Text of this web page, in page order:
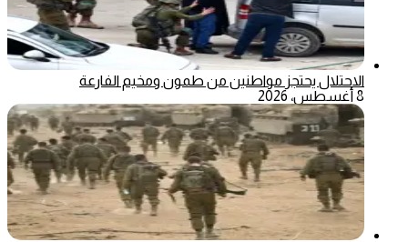
الاحتلال يحتجز مواطنين من طمون ومخيم الفارعة
8 أغسطس، 2026